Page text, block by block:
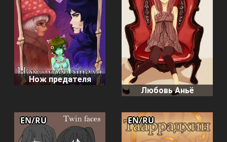
Нож предателя
Любовь Аньё
EN/RU EN/RU